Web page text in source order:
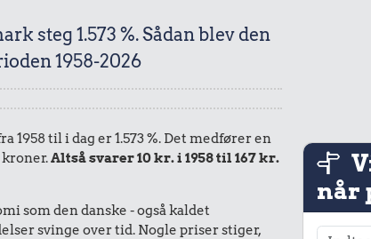
steg 1.573 %. Sådan blev den
1958-2026
1958 til i dag er 1.573 %. Det medfører en
kroner.Altså svarer 10 kr. i 1958 til 167 kr.
som den danske - også kaldet
svinge over tid. Nogle priser stiger,
når